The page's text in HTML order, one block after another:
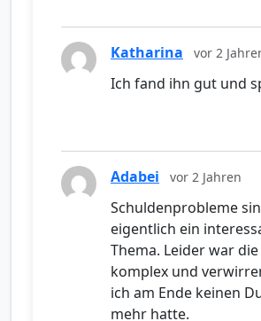
Katharina vor 2
Ich fand ihn gut und
Adabei vor 2 Jahren
Schuldenprobleme
eigentlich ein
Thema. Leider war
komplex und
ich am Ende keinen
mehr hatte.